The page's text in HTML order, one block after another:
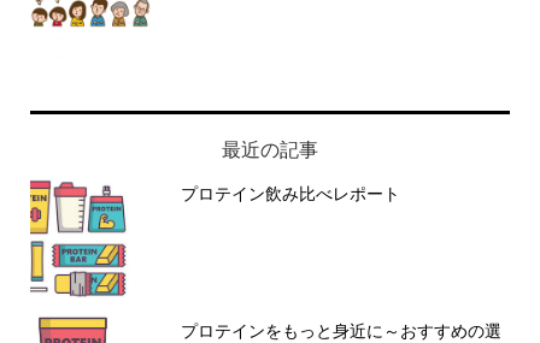
最近の記事
プロテイン飲み比べレポート
プロテインをもっと身近に～おすすめの選